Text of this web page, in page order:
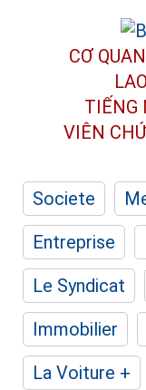
CƠ
TIẾNG
VIÊN
Societe
Entreprise
Le Syndicat
Immobilier
La Voiture +